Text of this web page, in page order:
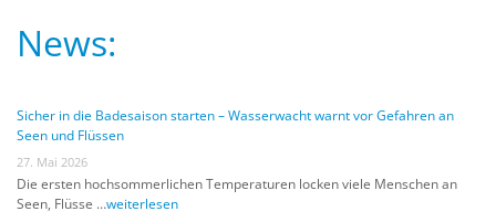
News:
Sicher in die Badesaison starten – Wasserwacht warnt vor Gefahren an
Seen und Flüssen
27. Mai 2026
Die ersten hochsommerlichen Temperaturen locken viele Menschen an
Seen, Flüsse …weiterlesen